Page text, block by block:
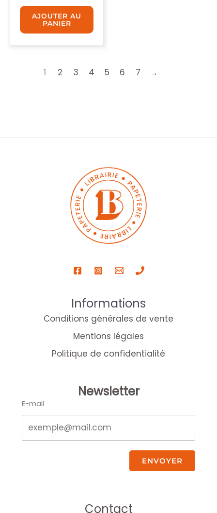
AJOUTER AU
PANIER
1 2 3 4 5 6 7 →
Informations
Conditions générales de vente
Mentions légales
Politique de confidentialité
Newsletter
E-mail
ENVOYER
Contact